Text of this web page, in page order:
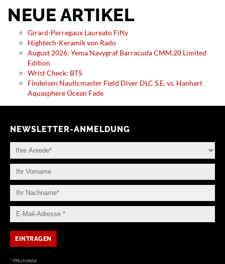
NEUE ARTIKEL
Girard-Perregaux Laureato Fifty
Hightech-Keramik von Rado
August 2026: Yema Navygraf Barracuda CMM.20 Limited
Edition
Wrist Check: BTS
Findeisen Nauticmaster Field Diver DLC S.E. vs. Hanhart
Aquasphere Ocean Fade
NEWSLETTER-ANMELDUNG
* Pflichtfeld